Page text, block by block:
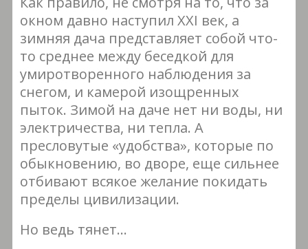
окном давно наступил XXI век, а
зимняя дача представляет собой что-
то среднее между беседкой для
умиротворенного наблюдения за
снегом, и камерой изощренных
пыток. Зимой на даче нет ни воды, ни
электричества, ни тепла. А
пресловутые «удобства», которые по
обыкновению, во дворе, еще сильнее
отбивают всякое желание покидать
пределы цивилизации.
Но ведь тянет…